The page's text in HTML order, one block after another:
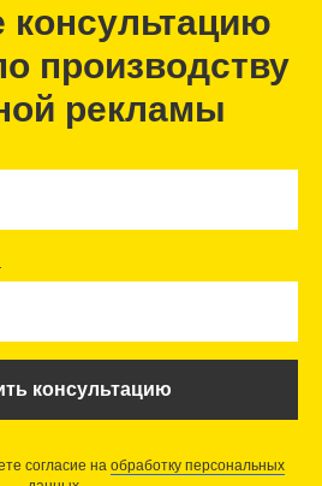
консультацию
производству
рекламы
консультацию
согласие на обработку персональных